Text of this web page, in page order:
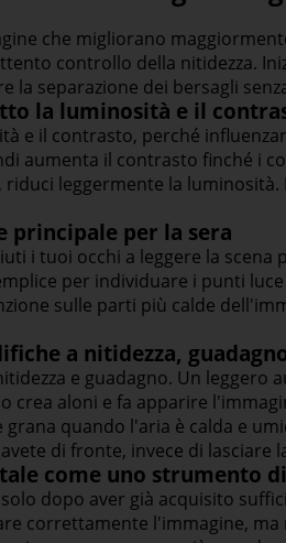
che migliorano
controllo della nitidezza.
la separazione dei bersagli
la luminosità e il
e il contrasto, perché
aumenta il contrasto finché i
riduci leggermente la
principale per la sera
i tuoi occhi a leggere la
per individuare i punti
sulle parti più calde
a nitidezza,
e guadagno. Un
crea aloni e fa apparire
quando l'aria è calda e
di fronte, invece di
come uno strumento
dopo aver già acquisito
correttamente l'immagine,